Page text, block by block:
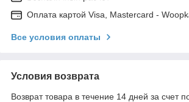
Оплата картой Visa, Mastercard -
Все условия оплаты
Условия возврата
Возврат товара в течение 14 дней за счет